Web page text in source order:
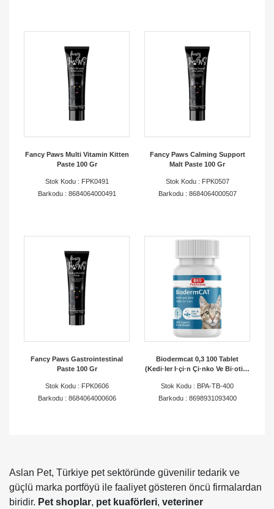
Fancy Paws Multi Vitamin Kitten
Paste 100 Gr
Stok Kodu : FPK0491
Barkodu : 8684064000491
Fancy Paws Calming Support
Malt Paste 100 Gr
Stok Kodu : FPK0507
Barkodu : 8684064000507
Fancy Paws Gastrointestinal
Paste 100 Gr
Stok Kodu : FPK0606
Barkodu : 8684064000606
Biodermcat 0,3 100 Tablet
(Kedi·ler I·çi·n Çi·nko Ve Bi·oti·n
Stok Kodu : BPA-TB-400
Barkodu : 8698931093400
Aslan Pet, Türkiye pet sektöründe güvenilir tedarik ve
güçlü marka portföyü ile faaliyet gösteren öncü firmalardan
biridir. Pet shoplar, pet kuaförleri, veteriner